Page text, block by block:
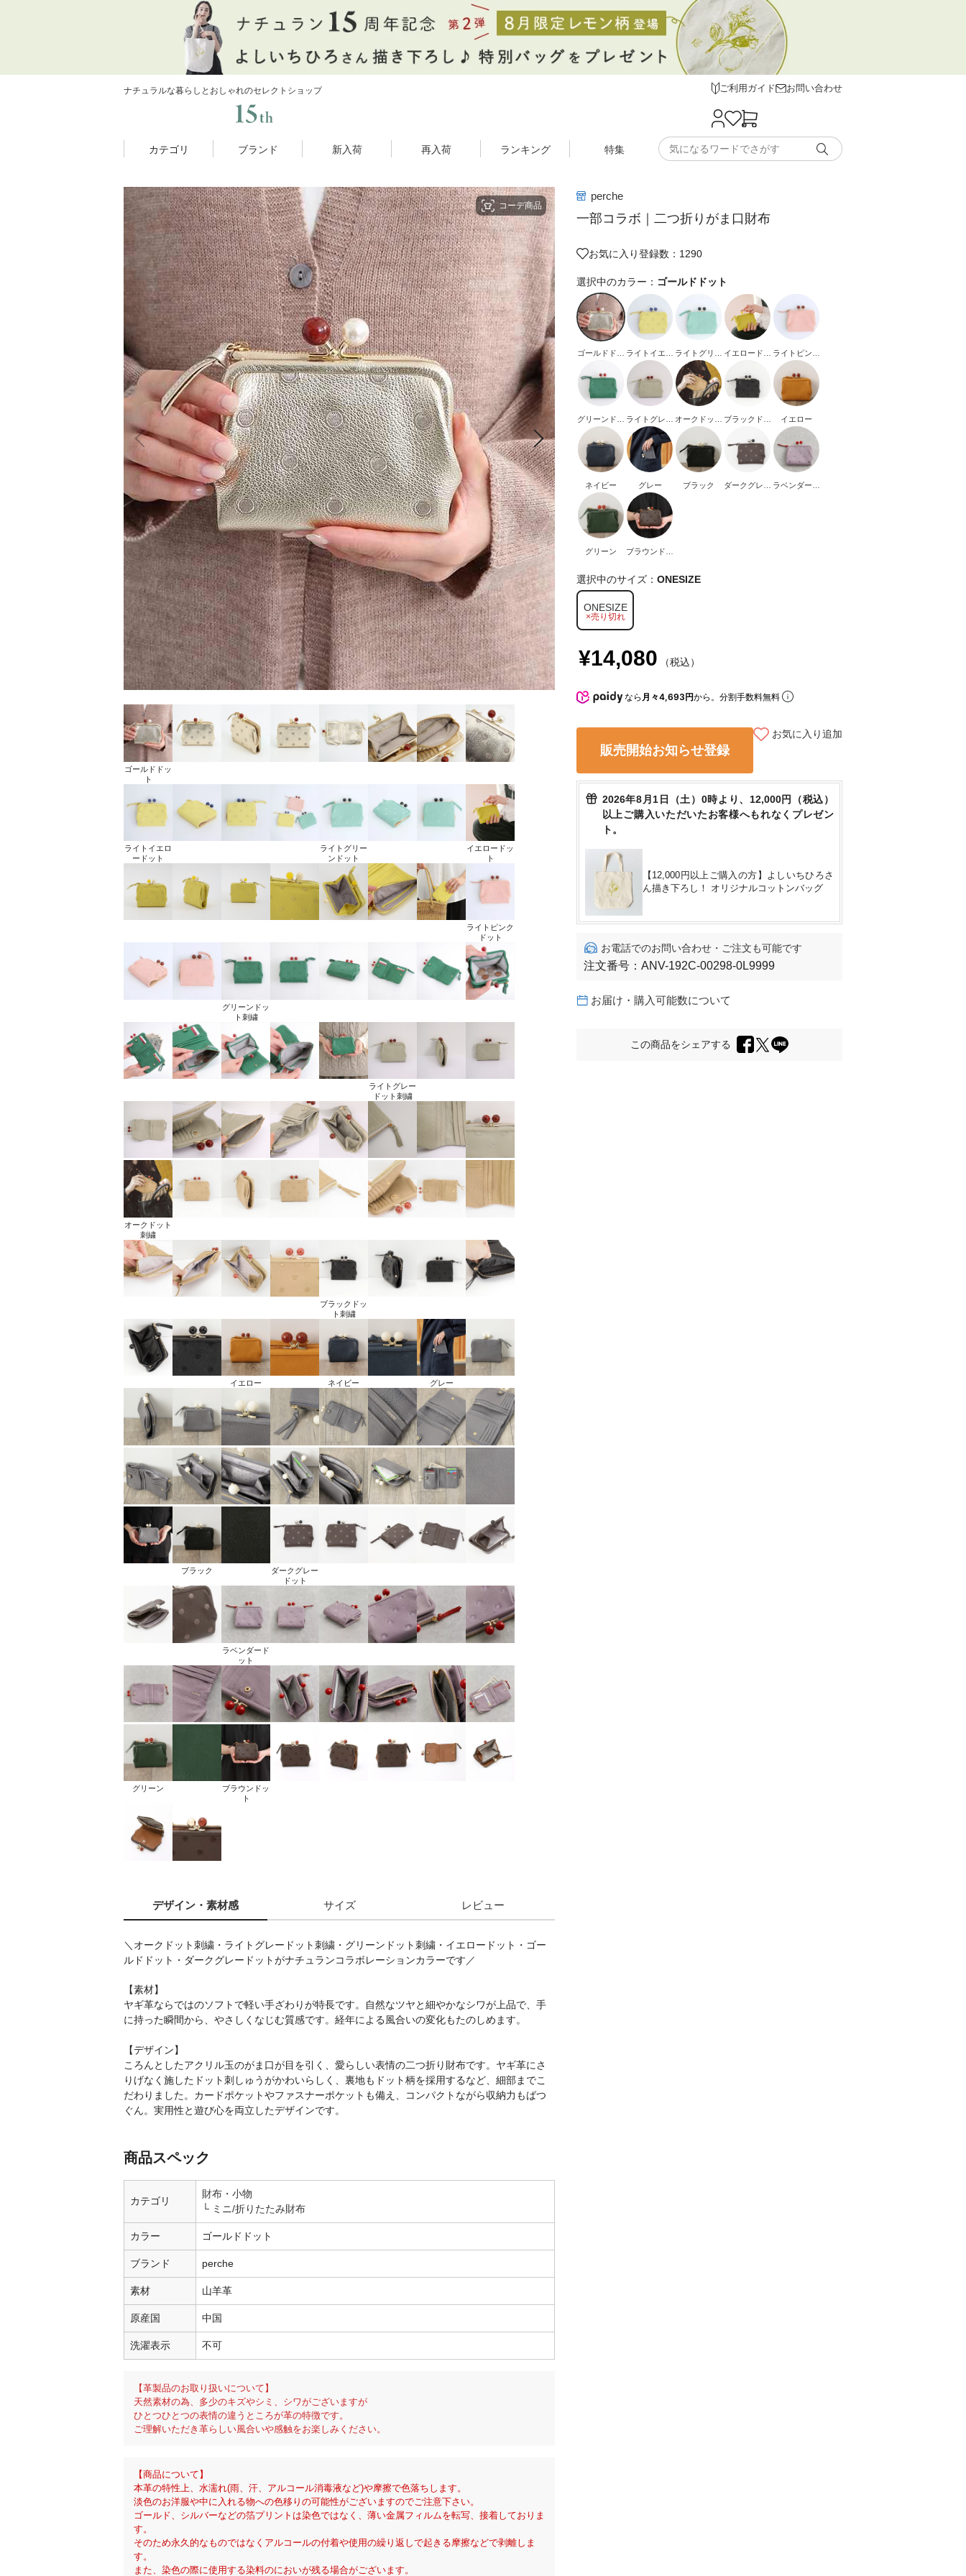
ナチュラルな暮らしとおしゃれのセレクトショップ ご利用ガイド お問い合わせ
カテゴリ ブランド 新入荷 再入荷 ランキング 特集
コーデ商品
ゴールドドッ
ト
ライトイエロ
ードット
ライトグリー
ンドット
イエロードッ
ト
ライトピンク
ドット
グリーンドッ
ト刺繍
ライトグレー
ドット刺繍
オークドット
刺繍
ブラックドッ
ト刺繍
イエロー ネイビー グレー
ブラック
ダークグレー
ドット
ラベンダード
ット
グリーン
ブラウンドッ
ト
perche
一部コラボ｜二つ折りがま口財布
お気に入り登録数：1290
選択中のカラー： ゴールドドット
ゴールドドッ
ライトイエロ
ードット
ライトグリー
ンドット
イエロードッ
ライトピンク
ドット
グリーンドッ
ト刺繍
ライトグレー
ドット刺繍
オークドット
刺繍
ブラックドッ
イエロー
ネイビー グレー ブラック
ダークグレー
ラベンダード
グリーン
ブラウンドッ
選択中のサイズ： ONESIZE
ONESIZE
×売り切れ
¥14,080 （税込）
なら 月々4,693円から。分割手数料無料
販売開始お知らせ登録
お気に入り追加
2026年8月1日（土）0時より、12,000円（税込）
以上ご購入いただいたお客様へもれなくプレゼン
ト。
【12,000円以上ご購入の方】よしいちひろさ
ん描き下ろし！ オリジナルコットンバッグ
お電話でのお問い合わせ・ご注文も可能です
注文番号： ANV-192C-00298-0L9999
お届け・購入可能数について
この商品をシェアする
デザイン ・素材感 サイズ レビュー
＼オークドット刺繍・ライトグレードット刺繍・グリーンドット刺繍・イエロードット・ゴー
ルドドット・ダークグレードットがナチュランコラボレーションカラーです／
【素材】
ヤギ革ならではのソフトで軽い手ざわりが特長です。自然なツヤと細やかなシワが上品で、手
に持った瞬間から、やさしくなじむ質感です。経年による風合いの変化もたのしめます。
【デザイン】
ころんとしたアクリル玉のがま口が目を引く、愛らしい表情の二つ折り財布です。ヤギ革にさ
りげなく施したドット刺しゅうがかわいらしく、裏地もドット柄を採用するなど、細部までこ
だわりました。カードポケットやファスナーポケットも備え、コンパクトながら収納力もばつ
ぐん。実用性と遊び心を両立したデザインです。
商品スペック
カテゴリ
財布・小物
ミニ/折りたたみ財布
カラー ゴールドドット
ブランド perche
素材 山羊革
原産国 中国
洗濯表示 不可
【革製品のお取り扱いについて】
天然素材の為、多少のキズやシミ、シワがございますが
ひとつひとつの表情の違うところが革の特徴です。
ご理解いただき革らしい風合いや感触をお楽しみください。
【商品について】
本革の特性上、水濡れ(雨、汗、アルコール消毒液など)や摩擦で色落ちします。
淡色のお洋服や中に入れる物への色移りの可能性がございますのでご注意下さい。
ゴールド、シルバーなどの箔プリントは染色ではなく、薄い金属フィルムを転写、接着しておりま
す。
そのため永久的なものではなくアルコールの付着や使用の繰り返しで起きる摩擦などで剥離しま
す。
また、染色の際に使用する染料のにおいが残る場合がございます。